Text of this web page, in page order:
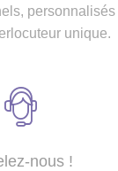
unique.
nous !